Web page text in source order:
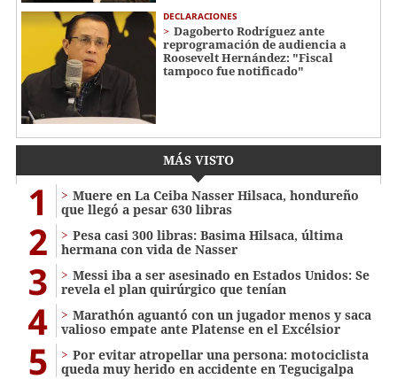
DECLARACIONES
Dagoberto Rodríguez ante
reprogramación de audiencia a
Roosevelt Hernández: "Fiscal
tampoco fue notificado"
MÁS VISTO
1
Muere en La Ceiba Nasser Hilsaca, hondureño
que llegó a pesar 630 libras
2
Pesa casi 300 libras: Basima Hilsaca, última
hermana con vida de Nasser
3
Messi iba a ser asesinado en Estados Unidos: Se
revela el plan quirúrgico que tenían
4
Marathón aguantó con un jugador menos y saca
valioso empate ante Platense en el Excélsior
5
Por evitar atropellar una persona: motociclista
queda muy herido en accidente en Tegucigalpa